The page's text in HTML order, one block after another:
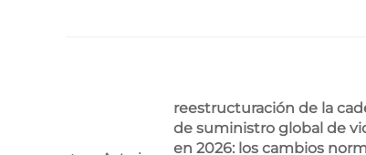
reestructuración de la
de suministro global de
en 2026: los cambios